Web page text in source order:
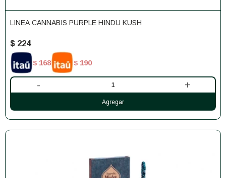
LINEA CANNABIS PURPLE HINDU KUSH
$ 224
$ 168 $ 190
- +